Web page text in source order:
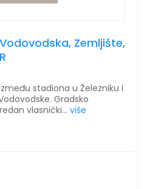
Zemljište,
stadiona u Železniku i
Gradsko
vlasnički... više